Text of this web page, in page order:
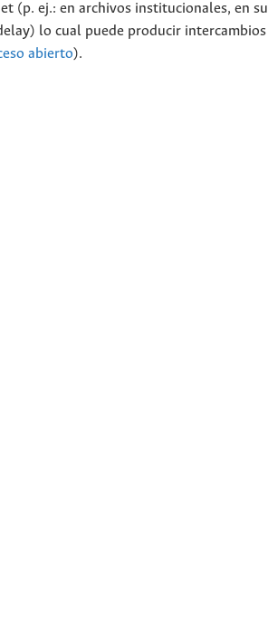
(p. ej.: en archivos institucionales, en su
lo cual puede producir intercambios
abierto).